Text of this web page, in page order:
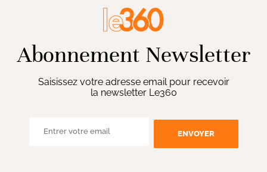
Abonnement Newsletter
Saisissez votre adresse email pour recevoir
la newsletter Le360
ENVOYER